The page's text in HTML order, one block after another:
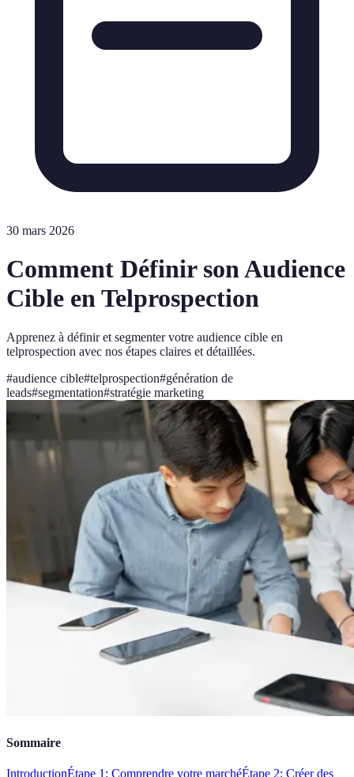
30 mars 2026
Comment Définir son Audience
Cible en Telprospection
Apprenez à définir et segmenter votre audience cible en
telprospection avec nos étapes claires et détaillées.
#audience cible#telprospection#génération de
leads#segmentation#stratégie marketing
Sommaire
IntroductionÉtape 1: Comprendre votre marchéÉtape 2: Créer des